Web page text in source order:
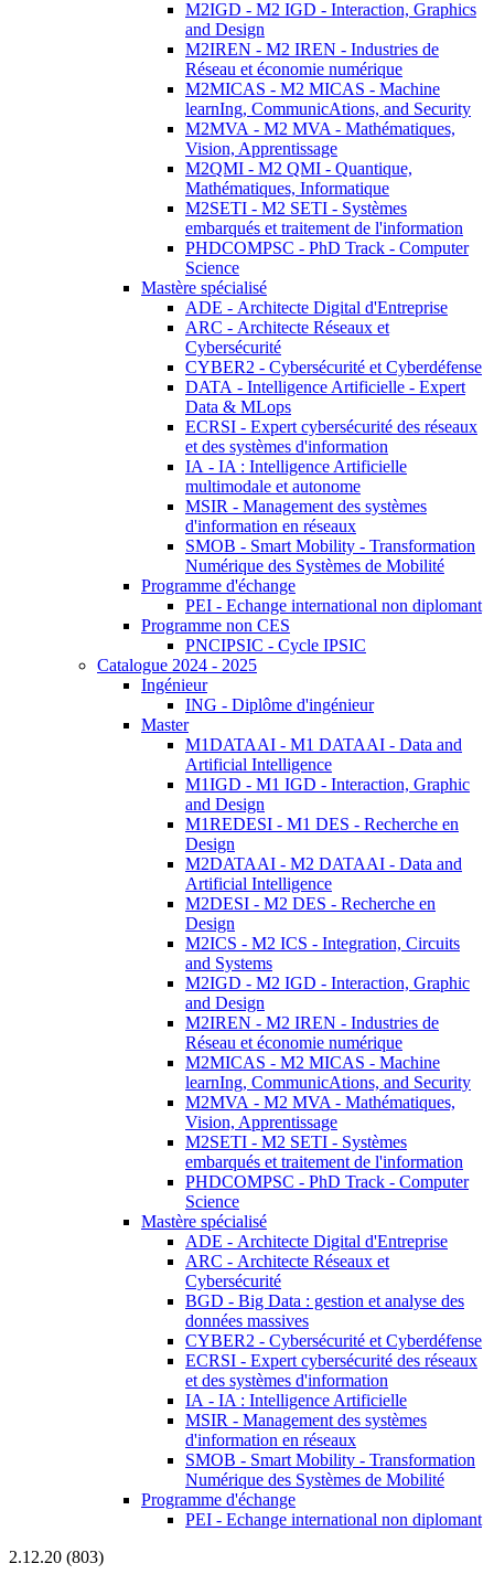
M2IGD - M2 IGD - Interaction, Graphics
and Design
M2IREN - M2 IREN - Industries de
Réseau et économie numérique
M2MICAS - M2 MICAS - Machine
learnIng, CommunicAtions, and Security
M2MVA - M2 MVA - Mathématiques,
Vision, Apprentissage
M2QMI - M2 QMI - Quantique,
Mathématiques, Informatique
M2SETI - M2 SETI - Systèmes
embarqués et traitement de l'information
PHDCOMPSC - PhD Track - Computer
Science
Mastère spécialisé
ADE - Architecte Digital d'Entreprise
ARC - Architecte Réseaux et
Cybersécurité
CYBER2 - Cybersécurité et Cyberdéfense
DATA - Intelligence Artificielle - Expert
Data & MLops
ECRSI - Expert cybersécurité des réseaux
et des systèmes d'information
IA - IA : Intelligence Artificielle
multimodale et autonome
MSIR - Management des systèmes
d'information en réseaux
SMOB - Smart Mobility - Transformation
Numérique des Systèmes de Mobilité
Programme d'échange
PEI - Echange international non diplomant
Programme non CES
PNCIPSIC - Cycle IPSIC
Catalogue 2024 - 2025
Ingénieur
ING - Diplôme d'ingénieur
Master
M1DATAAI - M1 DATAAI - Data and
Artificial Intelligence
M1IGD - M1 IGD - Interaction, Graphic
and Design
M1REDESI - M1 DES - Recherche en
Design
M2DATAAI - M2 DATAAI - Data and
Artificial Intelligence
M2DESI - M2 DES - Recherche en
Design
M2ICS - M2 ICS - Integration, Circuits
and Systems
M2IGD - M2 IGD - Interaction, Graphic
and Design
M2IREN - M2 IREN - Industries de
Réseau et économie numérique
M2MICAS - M2 MICAS - Machine
learnIng, CommunicAtions, and Security
M2MVA - M2 MVA - Mathématiques,
Vision, Apprentissage
M2SETI - M2 SETI - Systèmes
embarqués et traitement de l'information
PHDCOMPSC - PhD Track - Computer
Science
Mastère spécialisé
ADE - Architecte Digital d'Entreprise
ARC - Architecte Réseaux et
Cybersécurité
BGD - Big Data : gestion et analyse des
données massives
CYBER2 - Cybersécurité et Cyberdéfense
ECRSI - Expert cybersécurité des réseaux
et des systèmes d'information
IA - IA : Intelligence Artificielle
MSIR - Management des systèmes
d'information en réseaux
SMOB - Smart Mobility - Transformation
Numérique des Systèmes de Mobilité
Programme d'échange
PEI - Echange international non diplomant
2.12.20 (803)